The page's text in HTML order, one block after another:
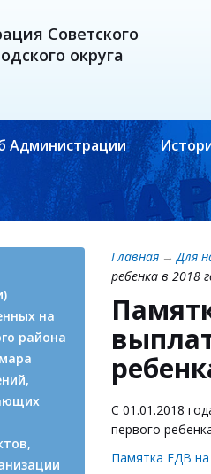
Советского
округа
Администрации
на
района
Главная → Для
ребенка в 2018
С 01.01.2018
первого
Памятка ЕДВ